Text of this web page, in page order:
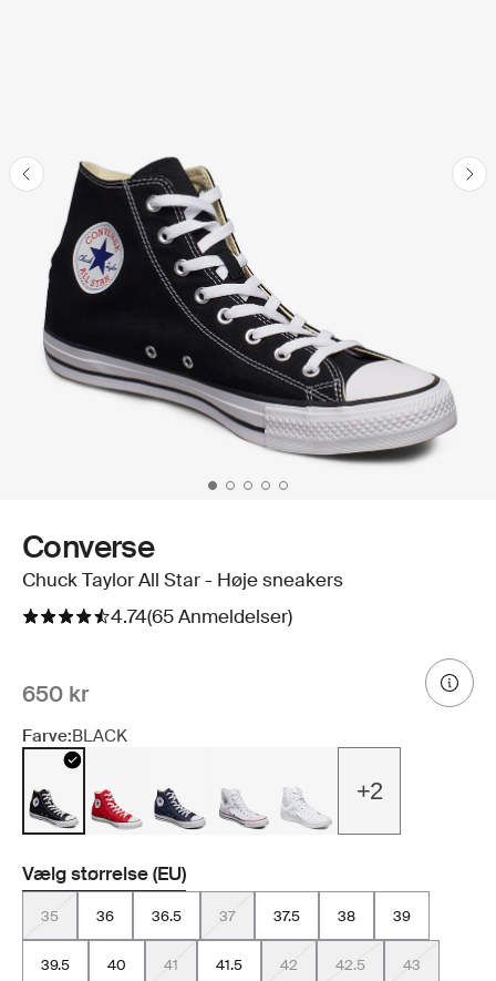
Converse
Chuck Taylor All Star - Høje sneakers
4.74(65 Anmeldelser)
650 kr
Farve:BLACK
+2
Vælg størrelse (EU)
35 36 36.5 37 37.5 38 39
39.5 40 41 41.5 42 42.5 43